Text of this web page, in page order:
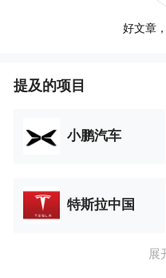
好文章
提及的项目
小鹏汽车
特斯拉中国
展